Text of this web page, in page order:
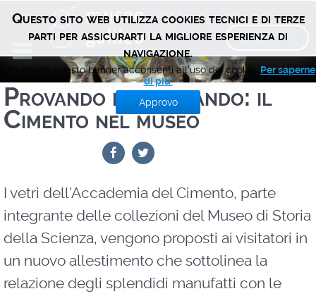
BIGLIETTI
Provando e riprovando: il
Cimento nel museo
I vetri dell’Accademia del Cimento, parte
integrante delle collezioni del Museo di Storia
della Scienza, vengono proposti ai visitatori in
un nuovo allestimento che sottolinea la
relazione degli splendidi manufatti con le
Questo sito web utilizza cookies tecnici e di terze
parti per assicurarti la migliore esperienza di
navigazione.
Chiudendo questo banner acconsenti all'uso dei cookie. Per saperne
di piu'
Approvo